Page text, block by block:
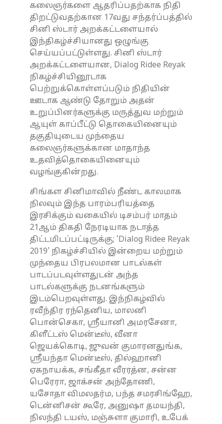
கலைஞர்களை ஆதரிப்பதற்காக நிதி
திறட்டுவதற்கான 17வது சந்தர்ப்பத்தில்
சினி ஸ்டார் அறக்கட்டளையால்
இந்திகழ்ச்சியானது ஒழுங்கு
செய்யப்பட்டுள்ளது. சினி ஸ்டார்
அறக்கட்டளையான, Dialog Ridee Reyak
நிகழ்ச்சியினூடாக
பெற்றுக்கொள்ளப்படும் நிதியின்
ஊடாக ஆண்டு தோறும் அதன்
உறுப்பினர்களுக்கு மருத்துவ மற்றும்
ஆயுள் காப்பீட்டு தொகையினையும்
தகுதியுடைய முந்தைய
கலைஞர்களுக்கான மாதாந்த
உதவித்தொகையினையும்
வழங்குகின்றது.
சிங்கள சினிமாவில் நீண்ட காலமாக
நிலவும் இந்த பாரம்பரியத்தை
இரசிக்கும் வகையில் டிசம்பர் மாதம்
21ஆம் திகதி நேரடியாக நடாத்த
திட்டமிடப்பட்டிருக்கு; 'Dialog Ridee Reyak
2019' நிகழ்ச்சியில் இன்றைய மற்றும்
முந்தைய பிரபலமான பாடல்கள்
பாடப்படவுள்ளதுடன் அந்த
பாடல்களுக்கு நடனங்களும்
இடம்பெறவுள்ளது. இந்நிகழ்வில்
ரவீந்திர ரந்தெனிய, மாலனி
பொன்செகா, ஸ்ரீயானி அமரசேனா,
கிளீட்டஸ் மென்டீஸ், வீனா
ஜெயக்கொடி, ஜுவன் குமாரனதுங்க,
ஸ்ரீயந்தா மென்டீஸ், தில்ஹானி
ஏகநாயக்க, சங்கீதா வீரரத்ன, சன்ன
பெரேரா, ஜாக்சன் அந்தோணி,
யசோதா விமலதர்ம, பந்த சமரசிங்ஹே,
டென்னிசன் கூரே, அனுஷா தமயந்தி,
நிலந்தி டயஸ், மஞ்சுளா குமாரி, உபேக்